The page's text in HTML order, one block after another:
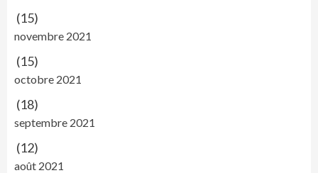
(15)
novembre 2021
(15)
octobre 2021
(18)
septembre 2021
(12)
août 2021